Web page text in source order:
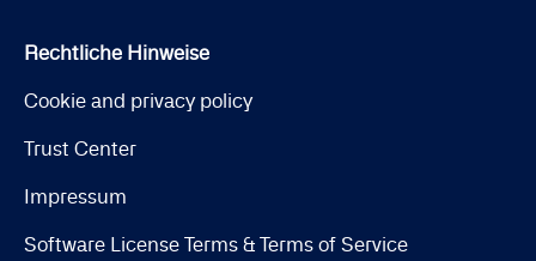
Rechtliche Hinweise
Cookie and privacy policy
Trust Center
Impressum
Software License Terms & Terms of Service